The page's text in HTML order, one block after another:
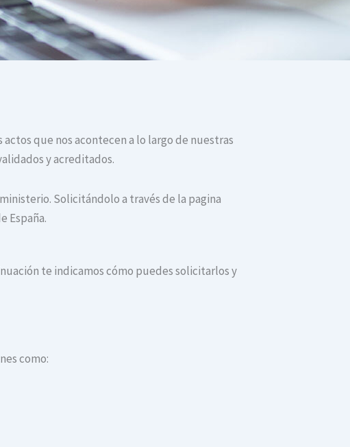
que nos acontecen a lo largo de nuestras
y acreditados.
Solicitándolo a través de la pagina
España.
te indicamos cómo puedes solicitarlos y
como: